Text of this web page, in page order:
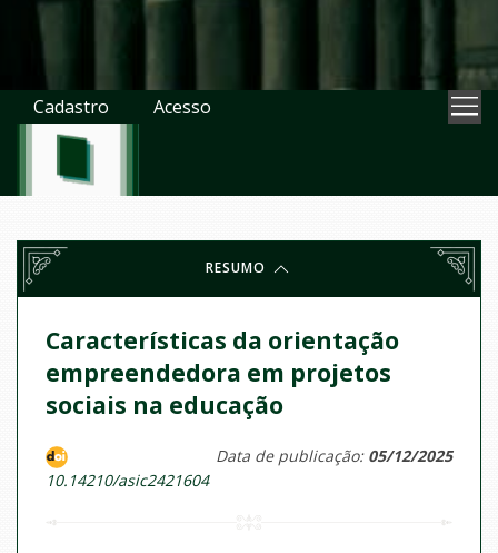
Cadastro Acesso
RESUMO
Características da orientação
empreendedora em projetos
sociais na educação
10.14210/asic2421604
Data de publicação: 05/12/2025